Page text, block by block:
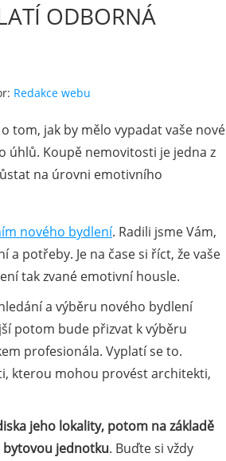
ODBORNÁ
Redakce webu
tom, jak by mělo vypadat vaše nové
úhlů. Koupě nemovitosti je jedna z
na úrovni emotivního
nového bydlení. Radili jsme Vám,
potřeby. Je na čase si říct, že vaše
tak zvané emotivní housle.
a výběru nového bydlení
potom bude přizvat k výběru
profesionála. Vyplatí se to.
kterou mohou provést architekti,
jeho lokality, potom na základě
bytovou jednotku. Buďte si vždy